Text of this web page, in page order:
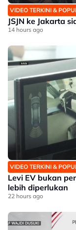
VIDEO TERKINI &
JSJN ke Jakarta
14 hours ago
VIDEO TERKINI &
Levi EV bukan
lebih diperlukan
22 hours ago